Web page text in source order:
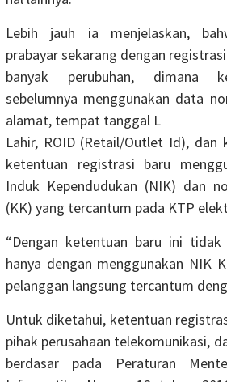
Lebih jauh ia menjelaskan,
prabayar sekarang dengan
banyak perubuhan, dimana
sebelumnya menggunakan data
alamat, tempat tanggal L
Lahir, ROID (Retail/Outlet Id), dan
ketentuan registrasi baru
Induk Kependudukan (NIK) dan
(KK) yang tercantum pada KTP
“Dengan ketentuan baru ini
hanya dengan menggunakan NIK
pelanggan langsung tercantum
Untuk diketahui, ketentuan
pihak perusahaan telekomunikasi,
berdasar pada Peraturan